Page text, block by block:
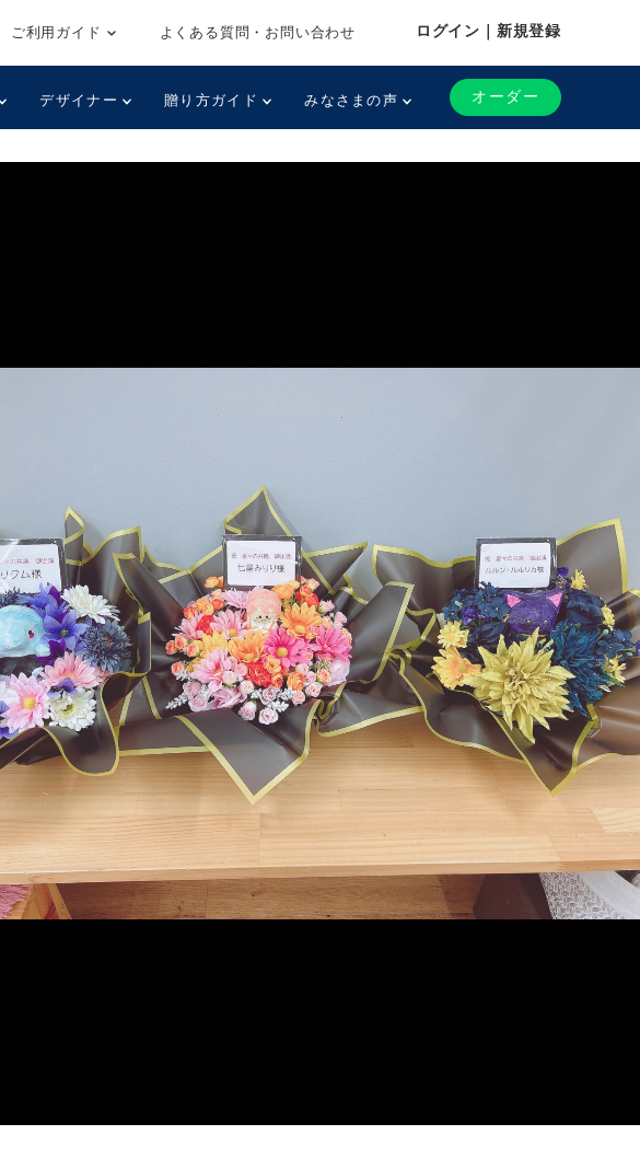
ご利用ガイド よくある質問・お問い合わせ ログイン｜新規登録
デザイナー 贈り方ガイド みなさまの声 オーダー